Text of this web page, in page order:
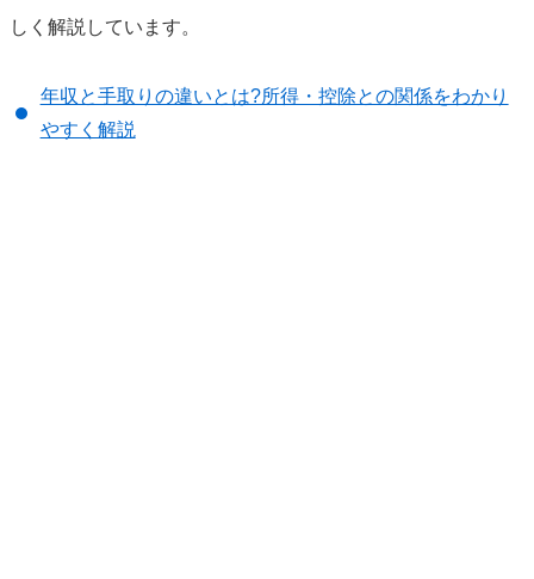
しく解説しています。
年収と手取りの違いとは?所得・控除との関係をわかり
やすく解説